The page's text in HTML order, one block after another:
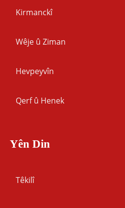
Kirmanckî
Wêje û Ziman
Hevpeyvîn
Qerf û Henek
Yên Din
Têkilî